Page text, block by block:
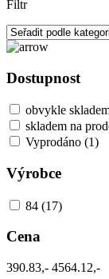
Filtr
Dostupnost
obvykle
skladem na
Vyprodáno (1)
Výrobce
84 (17)
Cena
390.83,- 4564.12,-